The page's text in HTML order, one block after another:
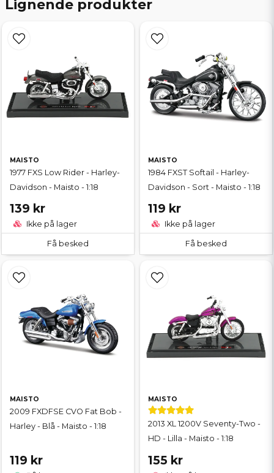
Lignende produkter
MAISTO
1977 FXS Low Rider - Harley-
Davidson - Maisto - 1:18
139 kr
Ikke på lager
Få besked
MAISTO
1984 FXST Softail - Harley-
Davidson - Sort - Maisto - 1:18
119 kr
Ikke på lager
Få besked
MAISTO
2009 FXDFSE CVO Fat Bob -
Harley - Blå - Maisto - 1:18
119 kr
MAISTO
2013 XL 1200V Seventy-Two -
HD - Lilla - Maisto - 1:18
155 kr